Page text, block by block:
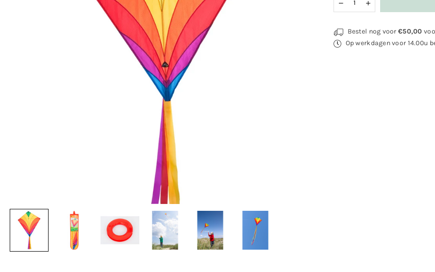
Bestel nog voor€50,00
Op werkdagen voor 14.00u